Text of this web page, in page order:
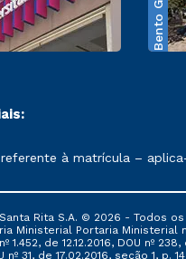
conforme exposto
à matrícula – aplica-
Rita S.A. © 2026 - Todos
Ministerial Portaria Ministerial
1.452, de 12.12.2016, DOU nº
nº 31, de 17.02.2016, seção 1, p.